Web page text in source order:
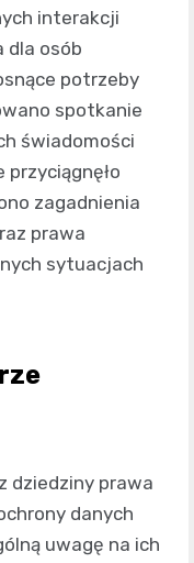
interakcji
dla osób
potrzeby
spotkanie
świadomości
zagadnienia
prawa
sytuacjach
dziedziny prawa
danych
uwagę na ich